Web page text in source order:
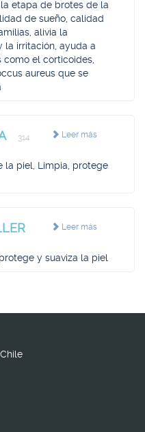
etapa de brotes de la
de sueño, calidad
alivia la
la irritación, ayuda a
el corticoides,
aureus que se
Leer más
314
la piel, Limpia, protege
Leer más
y suaviza la piel